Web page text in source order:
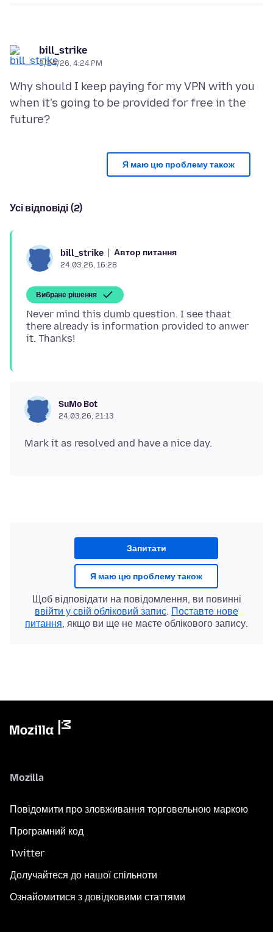
bill_strike
3/24/26, 4:24 PM
Why should I keep paying for my VPN with you
when it's going to be provided for free in the
Я маю цю проблему також
Усі відповіді (2)
bill_strike Автор питання
24.03.26, 16:28
Вибране рішення
Never mind this dumb question. I see thaat
there already is information provided to anwer
SuMo Bot
24.03.26, 21:13
Запитати
Я маю цю проблему також
Щоб відповідати на повідомлення, ви повинні
ввійти у свій обліковий запис. Поставте нове
питання, якщо ви ще не маєте облікового запису.
Mozilla
Повідомити про зловживання торговельною маркою
Програмний код
Twitter
Долучайтеся до нашої спільноти
Ознайомитися з довідковими статтями